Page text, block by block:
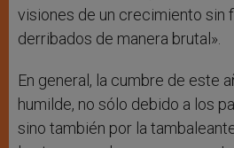
visiones de un crecimiento sin
derribados de manera brutal».
En general, la cumbre de este
humilde, no sólo debido a los
sino también por la